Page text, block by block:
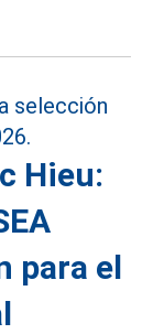
Hieu:
para el